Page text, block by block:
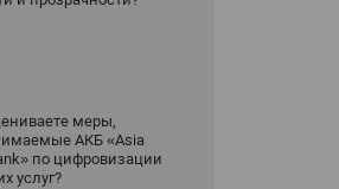
меры,
АКБ «Asia
по цифровизации
услуг?